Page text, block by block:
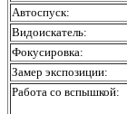
Автоспуск:
Видоискатель:
Фокусировка:
Замер экспозиции:
Работа со вспышкой: